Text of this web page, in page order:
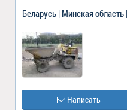
Беларусь | Минская
Написать